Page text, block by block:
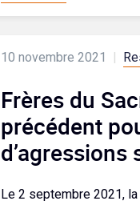
10 novembre 2021
Frères du
précédent
d’agressions
Le 2 septembre 2021,